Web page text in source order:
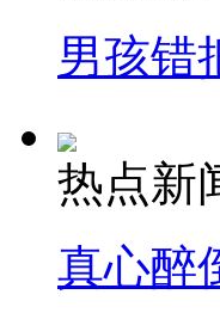
男孩错
热点新
真心醉